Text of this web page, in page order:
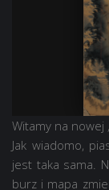
Witamy na nowej
Jak wiadomo,
jest taka sama.
burz i mapa